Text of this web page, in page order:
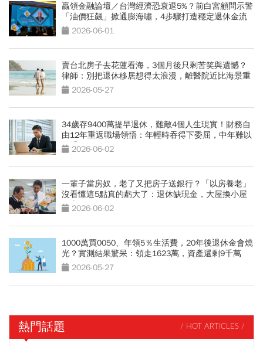
贏領金融論壇／台灣經濟恐衰退5%？前白宮顧問示警
「油價狂飆」掀通膨海嘯，4步驟打造穩定退休金流
2026-06-01
賣台北房子去花蓮看海，3個月後只剩苦笑與遺憾？
律師：別把退休移居想得太浪漫，離醫院近比海景重
要 2026-05-27
34歲存9400萬提早退休，難敵4個人生現實！財務自
由12年重返職場領悟：年輕時吞得下委屈，中年難以
忍受2026-06-02
一輩子當房奴，老了又把房子送銀行？「以房養老」
沒看懂這5點真的虧大了：退休缺現金，大屋換小屋
更賺？
2026-06-02
1000萬買0050、年領5％生活費，20年後退休金會燒
光？實測結果驚呆：領走1623萬，資產還剩9千萬
2026-05-27
熱門話題 / HOT ARTICLES /